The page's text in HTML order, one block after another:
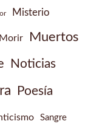
Misterio
Morir Muertos
Noticias
Poesía
Sangre